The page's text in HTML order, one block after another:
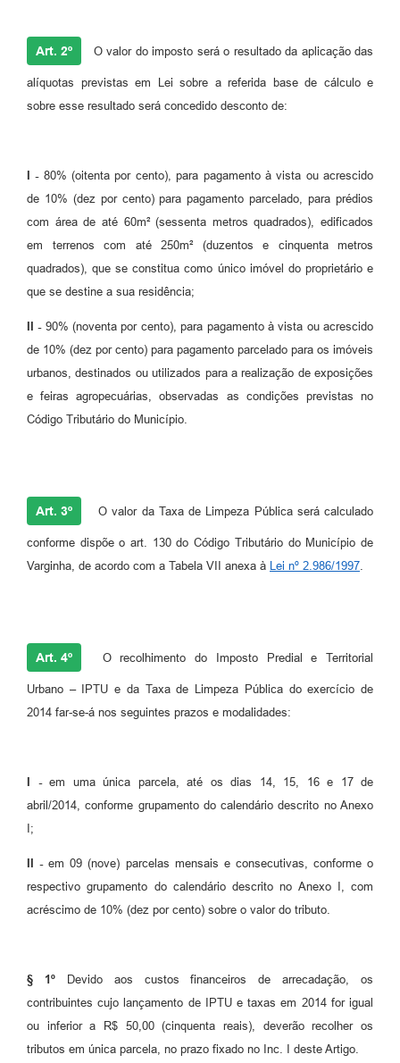
Art. 2º O valor do imposto será o resultado da aplicação das
alíquotas previstas em Lei sobre a referida base de cálculo e
sobre esse resultado será concedido desconto de:
I - 80% (oitenta por cento), para pagamento à vista ou acrescido
de 10% (dez por cento) para pagamento parcelado, para prédios
com área de até 60m² (sessenta metros quadrados), edificados
em terrenos com até 250m² (duzentos e cinquenta metros
quadrados), que se constitua como único imóvel do proprietário e
que se destine a sua residência;
II -90% (noventa por cento), para pagamento à vista ou acrescido
de 10% (dez por cento) para pagamento parcelado para os imóveis
urbanos, destinados ou utilizados para a realização de exposições
e feiras agropecuárias, observadas as condições previstas no
Código Tributário do Município.
Art. 3º O valor da Taxa de Limpeza Pública será calculado
conforme dispõe o art. 130 do Código Tributário do Município de
Varginha, de acordo com a Tabela VII anexa à
Lei nº 2.986/1997
Art. 4º O recolhimento do Imposto Predial e Territorial
Urbano – IPTU e da Taxa de Limpeza Pública do exercício de
2014 far-se-á nos seguintes prazos e modalidades:
I -em uma única parcela, até os dias 14, 15, 16 e 17 de
abril/2014, conforme grupamento do calendário descrito no Anexo
I;
II -em 09 (nove) parcelas mensais e consecutivas, conforme o
respectivo grupamento do calendário descrito no Anexo I, com
acréscimo de 10% (dez por cento) sobre o valor do tributo.
§ 1º
Devido aos custos financeiros de arrecadação, os
contribuintes cujo lançamento de IPTU e taxas em 2014 for igual
ou inferior a R$ 50,00 (cinquenta reais), deverão recolher os
tributos em única parcela, no prazo fixado no Inc. I deste Artigo.